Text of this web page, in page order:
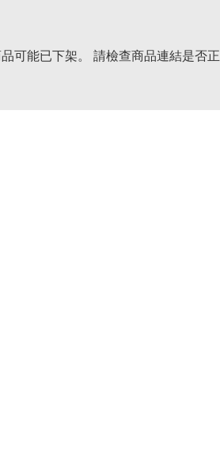
可能已下架。 請檢查商品連結是否正